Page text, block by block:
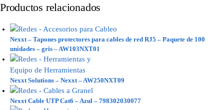
Productos relacionados
Nexxt – Tapones protectores para cables de red RJ5 – Paquete de 100
unidades – gris – AW103NXT01
Nexxt Solutions – Nexxt – AW250NXT09
Nexxt Cable UTP Cat6 – Azul – 798302030077